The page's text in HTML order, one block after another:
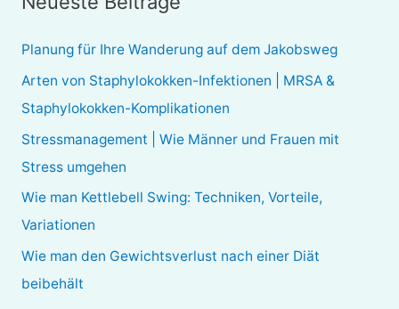
e
Planung für Ihre Wanderung auf dem Jakobsweg
Arten von Staphylokokken-Infektionen | MRSA &
Staphylokokken-Komplikationen
Stressmanagement | Wie Männer und Frauen mit
Stress umgehen
Wie man Kettlebell Swing: Techniken, Vorteile,
Variationen
Wie man den Gewichtsverlust nach einer Diät
beibehält